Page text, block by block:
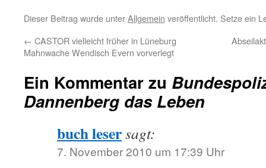
Dieser Beitrag wurde unterAllgemein veröffentlicht. Setze ein
← CASTOR vielleicht früher in Lüneburg
Mahnwache Wendisch Evern vorverlegt
Ein Kommentar zu
Dannenberg das Leben
buch lesersagt:
7. November 2010 um 17:39 Uhr